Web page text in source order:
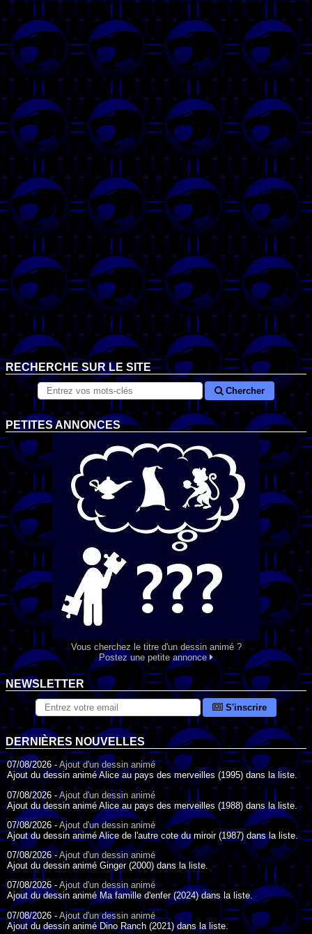
RECHERCHE SUR LE SITE
Chercher
PETITES ANNONCES
Vous cherchez le titre d'un dessin animé ?
Postez une petite annonce
NEWSLETTER
S'inscrire
DERNIÈRES NOUVELLES
07/08/2026 - Ajout d'un dessin animé
Ajout du dessin animé Alice au pays des merveilles (1995) dans la liste.
07/08/2026 - Ajout d'un dessin animé
Ajout du dessin animé Alice au pays des merveilles (1988) dans la liste.
07/08/2026 - Ajout d'un dessin animé
Ajout du dessin animé Alice de l'autre cote du miroir (1987) dans la liste.
07/08/2026 -Ajout d'un dessin animé
Ajout du dessin animé Ginger (2000) dans la liste.
07/08/2026 -Ajout d'un dessin animé
Ajout du dessin animé Ma famille d'enfer (2024) dans la liste.
07/08/2026 - Ajout d'un dessin animé
Ajout du dessin animé Dino Ranch (2021) dans la liste.